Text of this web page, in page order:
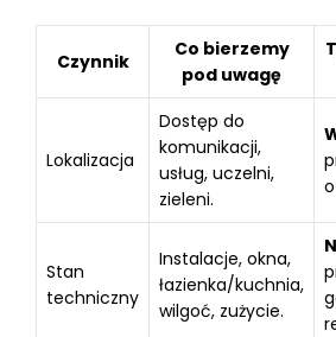
Czynnik
Co bierzemy
pod uwagę
Lokalizacja
Dostęp do
komunikacji,
usług, uczelni,
zieleni.
Stan
techniczny
Instalacje, okna,
łazienka/kuchnia,
wilgoć, zużycie.